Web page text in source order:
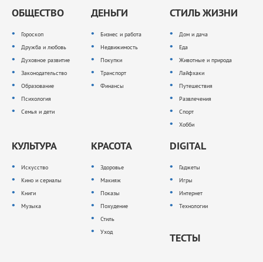
ОБЩЕСТВО
Гороскоп
Дружба и любовь
Духовное развитие
Законодательство
Образование
Психология
Семья и дети
ДЕНЬГИ
Бизнес и работа
Недвижимость
Покупки
Транспорт
Финансы
СТИЛЬ ЖИЗНИ
Дом и дача
Еда
Животные и природа
Лайфхаки
Путешествия
Развлечения
Спорт
Хобби
КУЛЬТУРА
Искусство
Кино и сериалы
Книги
Музыка
КРАСОТА
Здоровье
Макияж
Показы
Похудение
Стиль
Уход
DIGITAL
Гаджеты
Игры
Интернет
Технологии
ТЕСТЫ